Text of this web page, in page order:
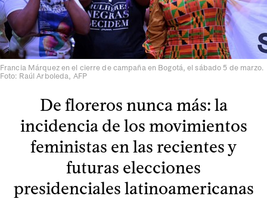
Francia Márquez en el cierre de campaña en Bogotá, el sábado 5 de marzo.
Foto: Raúl Arboleda, AFP
De floreros nunca más: la
incidencia de los movimientos
feministas en las recientes y
futuras elecciones
presidenciales latinoamericanas